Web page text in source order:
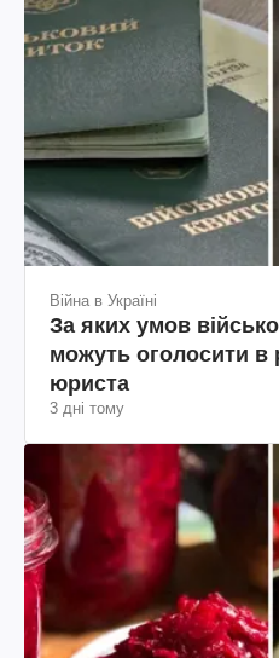
Війна в Україні
За яких умов
можуть оголосити в
юриста
3 дні тому